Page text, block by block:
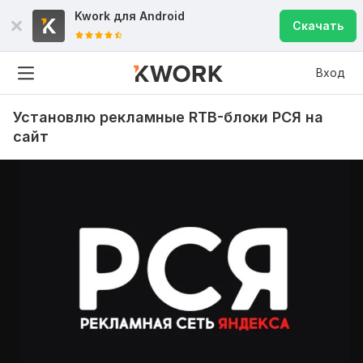
Kwork для Android
Скачать
Вход
Установлю рекламные RTB-блоки РСЯ на
сайт